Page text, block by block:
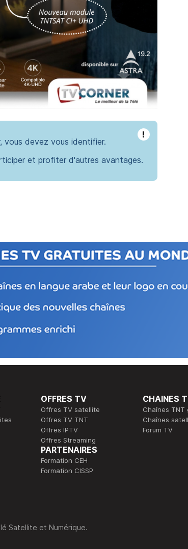
!
vous devez vous identifier.
et profiter d'autres avantages.
OFFRES TV
Offres TV satellite
Offres TV TNT
Offres IPTV
Offres Streaming
CHAINES
Chaînes TNT
Chaînes
Forum TV
PARTENAIRES
Formation CEH
Formation CISSP
Satellite et Numérique.